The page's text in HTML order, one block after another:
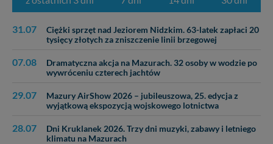
31.07
Ciężki sprzęt nad Jeziorem Nidzkim. 63-latek zapłaci 20
tysięcy złotych za zniszczenie linii brzegowej
07.08
Dramatyczna akcja na Mazurach. 32 osoby w wodzie po
wywróceniu czterech jachtów
29.07
Mazury AirShow 2026 – jubileuszowa, 25. edycja z
wyjątkową ekspozycją wojskowego lotnictwa
28.07
Dni Kruklanek 2026. Trzy dni muzyki, zabawy i letniego
klimatu na Mazurach